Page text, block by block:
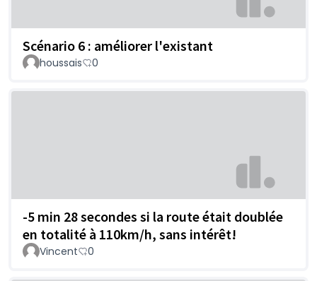
Scénario 6 : améliorer l'existant
houssais 0
-5 min 28 secondes si la route était doublée
en totalité à 110km/h, sans intérêt!
Vincent 0